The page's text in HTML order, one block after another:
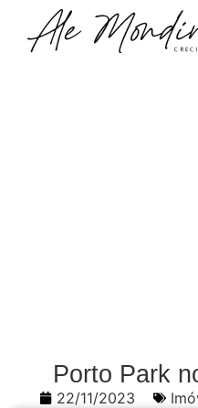
Porto Park
22/11/2023